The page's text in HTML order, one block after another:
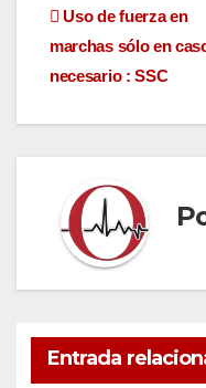
de
entradas
Uso de fuerza en
marchas sólo en
necesario : SSC
Entrada